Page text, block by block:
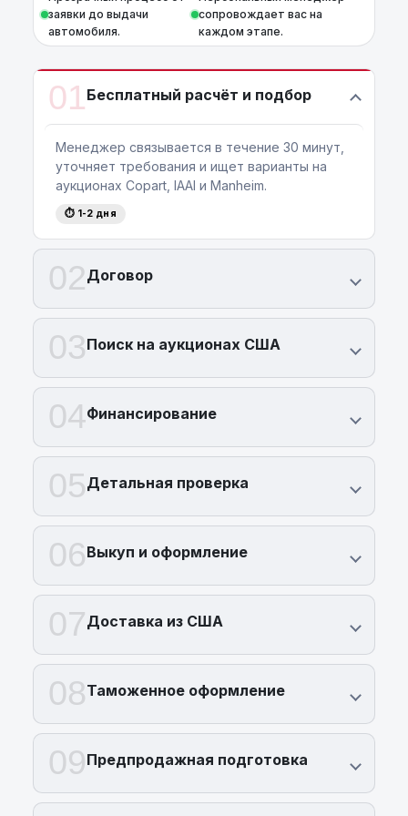
заявки до выдачи
автомобиля.
сопровождает вас на
каждом этапе.
01Бесплатный расчёт и подбор
Менеджер связывается в течение 30 минут,
уточняет требования и ищет варианты на
аукционах Copart, IAAI и Manheim.
⏱ 1-2 дня
02Договор
03Поиск на аукционах США
04Финансирование
05Детальная проверка
06Выкуп и оформление
07Доставка из США
08Таможенное оформление
09Предпродажная подготовка